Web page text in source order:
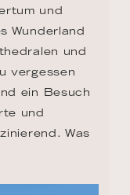
und
Wunderland
und
vergessen
ein Besuch
und
Was